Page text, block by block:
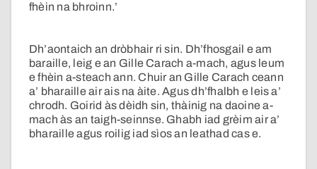
fhèin na bhroinn.’
Dh’aontaich an dròbhair ri sin. Dh’fhosgail e am
baraille, leig e an Gille Carach a-mach, agus leum
e fhèin a-steach ann. Chuir an Gille Carach ceann
a’ bharaille air ais na àite. Agus dh’fhalbh e leis a’
chrodh. Goirid às dèidh sin, thàinig na daoine a-
mach às an taigh-seinnse. Ghabh iad grèim air a’
bharaille agus roilig iad sìos an leathad cas e.